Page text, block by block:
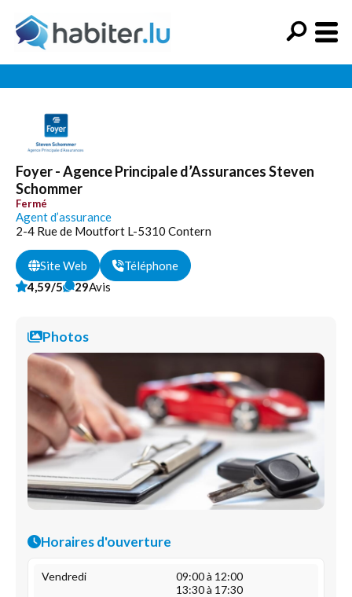
Foyer - Agence Principale d’Assurances Steven
Schommer
Fermé
Agent d’assurance
2-4 Rue de Moutfort L-5310 Contern
Site Web
Téléphone
4,59/5
29Avis
Photos
Horaires d'ouverture
Vendredi
09:00 à 12:00
13:30 à 17:30